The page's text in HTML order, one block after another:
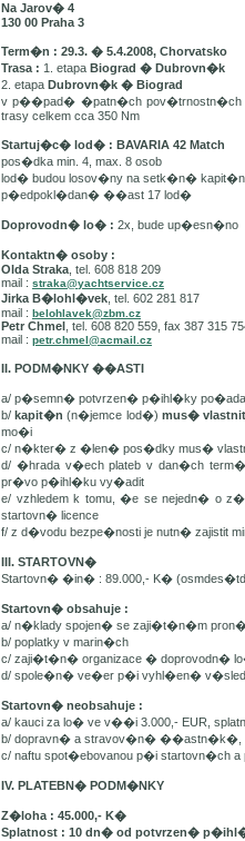
Na Jarov� 4
130 00 Praha 3
Term�n : 29.3. � 5.4.2008, Chorvatsko
Trasa : 1. etapa Biograd � Dubrovn�k
2. etapa Dubrovn�k � Biograd
v p��pad� �patn�ch pov�trnostn�ch
trasy celkem cca 350 Nm
Startuj�c� lod� : BAVARIA 42 Match
pos�dka min. 4, max. 8 osob
lod� budou losov�ny na setk�n�
p�edpokl�dan� ��ast 17 lod�
Doprovodn� lo� : 2x, bude up�esn�no
Kontaktn� osoby :
Olda Straka , tel. 608 818 209
mail : straka@yachtservice.cz
Jirka B�lohl�vek , tel. 602 281 817
mail : belohlavek@zbm.cz
Petr Chmel , tel. 608 820 559, fax 387 315
mail : petr.chmel@acmail.cz
II. PODM�NKY ��ASTI
a/ p�semn� potvrzen� p�ihl�ky
b/kapit�n(n�jemce lod�) mus�
mo�i
c/ n�kter� z �len� pos�dky mus�
d/ �hrada v�ech plateb v dan�ch
pr�vo p�ihl�ku vy�adit
e/ vzhledem k tomu, �e se nejedn� o
startovn� licence
f/ z d�vodu bezpe�nosti je nutn� zajistit
III. STARTOVN�
Startovn� �in� : 89.000,- K�
Startovn� obsahuje :
a/ n�klady spojen� se zaji�t�n�m
b/ poplatky v marin�ch
c/ zaji�t�n� organizace � doprovodn�
d/ spole�n� ve�er p�i vyhl�en�
Startovn� neobsahuje :
a/ kauci za lo� ve v��i 3.000,- EUR,
b/ dopravn� a stravov�n� ��astn�k�,
c/ naftu spot�ebovanou p�i startovn�ch
IV. PLATEBN� PODM�NKY
Z�loha : 45.000,- K�
Splatnost : 10 dn� od potvrzen�